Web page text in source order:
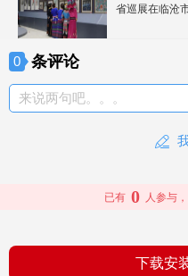
省巡展在临沧
0 条评论
来说两句吧。。。
已有 0 人参与
下载安